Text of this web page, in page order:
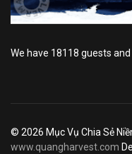
We have 18118 guests
© 2026 Mục Vụ Chia Sẻ
www.quangharvest.com